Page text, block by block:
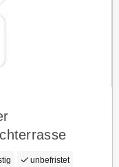
unbefristet